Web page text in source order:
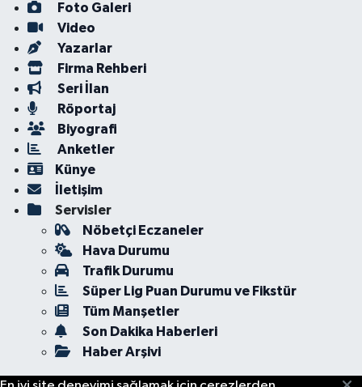
Foto Galeri
Video
Yazarlar
Firma Rehberi
Seri İlan
Röportaj
Biyografi
Anketler
Künye
İletişim
Servisler
Nöbetçi Eczaneler
Hava Durumu
Trafik Durumu
Süper Lig Puan Durumu ve Fikstür
Tüm Manşetler
Son Dakika Haberleri
Haber Arşivi